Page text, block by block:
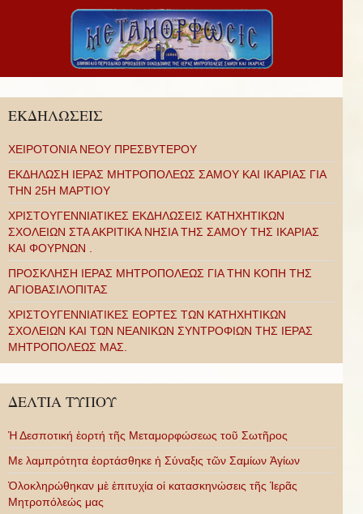
ΕΚΔΗΛΩΣΕΙΣ
ΧΕΙΡΟΤΟΝΙΑ ΝΕΟΥ ΠΡΕΣΒΥΤΕΡΟΥ
ΕΚΔΗΛΩΣΗ ΙΕΡΑΣ ΜΗΤΡΟΠΟΛΕΩΣ ΣΑΜΟΥ ΚΑΙ ΙΚΑΡΙΑΣ ΓΙΑ
ΤΗΝ 25Η ΜΑΡΤΙΟΥ
ΧΡΙΣΤΟΥΓΕΝΝΙΑΤΙΚΕΣ ΕΚΔΗΛΩΣΕΙΣ ΚΑΤΗΧΗΤΙΚΩΝ
ΣΧΟΛΕΙΩΝ ΣΤΑ ΑΚΡΙΤΙΚΑ ΝΗΣΙΑ ΤΗΣ ΣΑΜΟΥ ΤΗΣ ΙΚΑΡΙΑΣ
ΚΑΙ ΦΟΥΡΝΩΝ .
ΠΡΟΣΚΛΗΣΗ ΙΕΡΑΣ ΜΗΤΡΟΠΟΛΕΩΣ ΓΙΑ ΤΗΝ ΚΟΠΗ ΤΗΣ
ΑΓΙΟΒΑΣΙΛΟΠΙΤΑΣ
ΧΡΙΣΤΟΥΓΕΝΝΙΑΤΙΚΕΣ ΕΟΡΤΕΣ ΤΩΝ ΚΑΤΗΧΗΤΙΚΩΝ
ΣΧΟΛΕΙΩΝ ΚΑΙ ΤΩΝ ΝΕΑΝΙΚΩΝ ΣΥΝΤΡΟΦΙΩΝ ΤΗΣ ΙΕΡΑΣ
ΜΗΤΡΟΠΟΛΕΩΣ ΜΑΣ.
ΔΕΛΤΙΑ ΤΥΠΟΥ
Ἡ Δεσποτική ἑορτή τῆς Μεταμορφώσεως τοῦ Σωτῆρος
Με λαμπρότητα ἑορτάσθηκε ἡ Σύναξις τῶν Σαμίων Ἁγίων
Ὁλοκληρώθηκαν μὲ ἐπιτυχία οἱ κατασκηνώσεις τῆς Ἱερᾶς
Μητροπόλεώς μας